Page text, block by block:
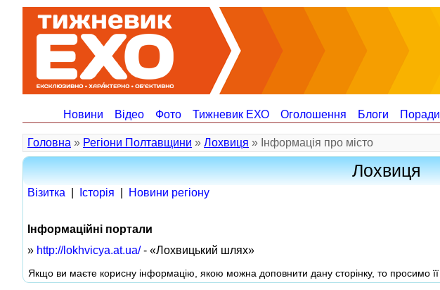
Новини Відео Фото Тижневик ЕХО Оголошення Блоги Поради
Головна » Регіони Полтавщини » Лохвиця » Інформація про місто
Лохвиця
Візитка Іcторія Новини регіону
Інформаційні портали
» http://lokhvicya.at.ua/- «Лохвицький шлях»
Якщо ви маєте корисну інформацію, якою можна доповнити дану сторінку, то просимо її